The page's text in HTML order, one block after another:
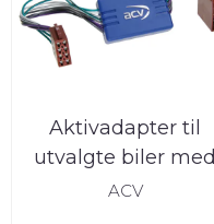
Aktivadapter til
utvalgte biler med
BOSE
ACV